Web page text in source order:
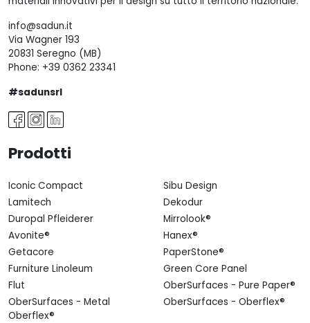
info@sadun.it
Via Wagner 193
20831 Seregno (MB)
Phone: +39 0362 23341
#sadunsrl
Prodotti
Iconic Compact
Sibu Design
Lamitech
Dekodur
Duropal Pfleiderer
Mirrolook®
Avonite®
Hanex®
Getacore
PaperStone®
Furniture Linoleum
Green Core Panel
Flut
OberSurfaces - Pure Paper®
OberSurfaces - Metal
Oberflex®
OberSurfaces - Oberflex®